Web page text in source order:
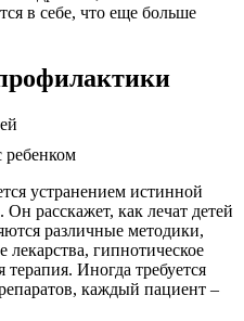
в себе, что еще больше
ребенком
устранением истинной
расскажет, как лечат детей
различные методики,
лекарства, гипнотическое
Иногда требуется
каждый пациент –